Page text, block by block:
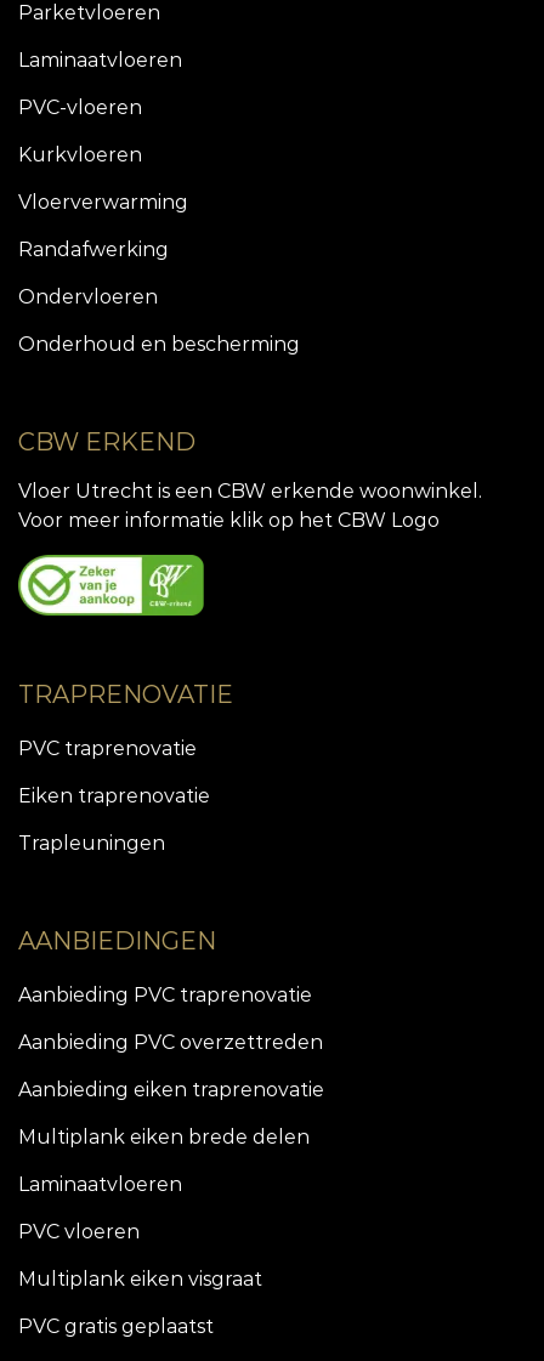
Parketvloeren
Laminaatvloeren
PVC-vloeren
Kurkvloeren
Vloerverwarming
Randafwerking
Ondervloeren
Onderhoud en bescherming
CBW ERKEND
Vloer Utrecht is een CBW erkende woonwinkel.
Voor meer informatie klik op het CBW Logo
TRAPRENOVATIE
PVC traprenovatie
Eiken traprenovatie
Trapleuningen
AANBIEDINGEN
Aanbieding PVC traprenovatie
Aanbieding PVC overzettreden
Aanbieding eiken traprenovatie
Multiplank eiken brede delen
Laminaatvloeren
PVC vloeren
Multiplank eiken visgraat
PVC gratis geplaatst